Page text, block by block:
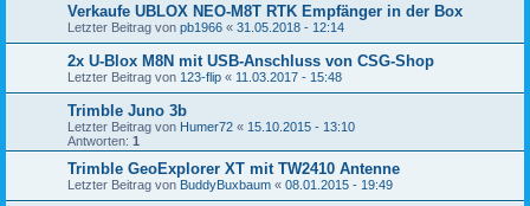
Verkaufe UBLOX NEO-M8T RTK Empfänger in der Box
Letzter Beitrag von pb1966 « 31.05.2018 - 12:14
2x U-Blox M8N mit USB-Anschluss von CSG-Shop
Letzter Beitrag von 123-flip « 11.03.2017 - 15:48
Trimble Juno 3b
Letzter Beitrag von Humer72 « 15.10.2015 - 13:10
Antworten: 1
Trimble GeoExplorer XT mit TW2410 Antenne
Letzter Beitrag von BuddyBuxbaum « 08.01.2015 - 19:49